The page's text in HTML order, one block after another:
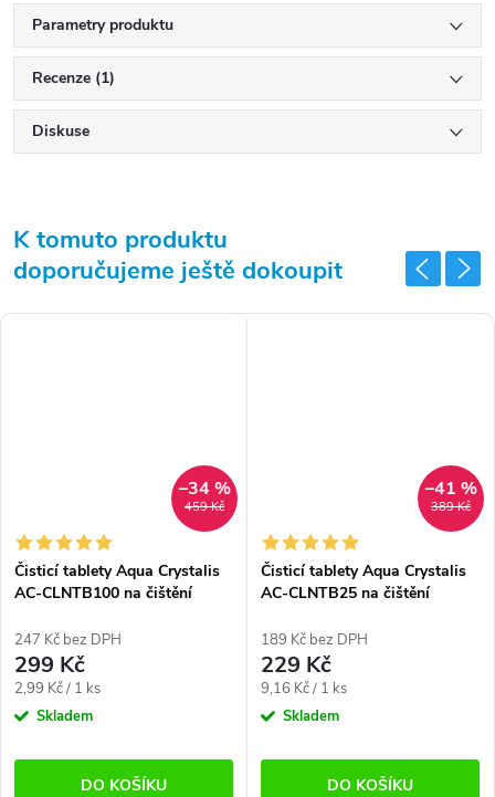
Parametry produktu
Recenze (1)
Diskuse
K tomuto produktu
doporučujeme ještě dokoupit
459 Kč
–34 %
Čisticí tablety Aqua Crystalis
AC-CLNTB100 na čištění
247 Kč bez DPH
299 Kč
Měrná
cena:
2,99 Kč / 1 ks
Skladem
DO KOŠÍKU
389 Kč
–41 %
Čisticí tablety Aqua Crystalis
AC-CLNTB25 na čištění
189 Kč bez DPH
229 Kč
Měrná
cena:
9,16 Kč / 1 ks
Skladem
DO KOŠÍKU